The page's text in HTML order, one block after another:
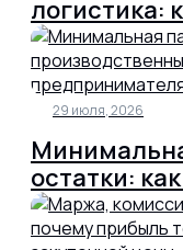
логистика:
расчёте
29 июля, 2026
остатки:
объём